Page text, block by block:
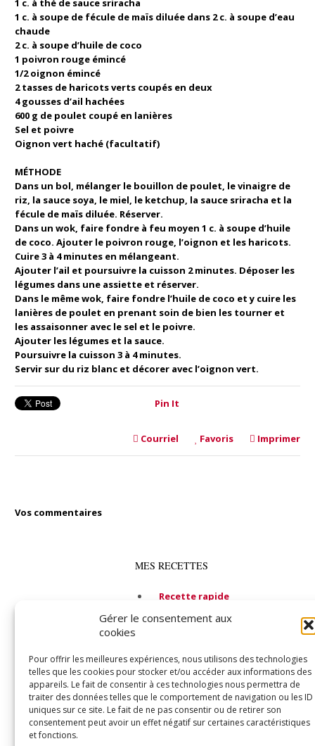
Gérer le consentement aux
cookies
Pour offrir les meilleures expériences, nous utilisons des technologies
telles que les cookies pour stocker et/ou accéder aux informations des
appareils. Le fait de consentir à ces technologies nous permettra de
traiter des données telles que le comportement de navigation ou les ID
uniques sur ce site. Le fait de ne pas consentir ou de retirer son
consentement peut avoir un effet négatif sur certaines caractéristiques
et fonctions.
1 c. à thé de sauce sriracha
1 c. à soupe de fécule de maïs diluée dans 2 c. à soupe d’eau
chaude
2 c. à soupe d’huile de coco
1 poivron rouge émincé
1/2 oignon émincé
2 tasses de haricots verts coupés en deux
4 gousses d’ail hachées
600 g de poulet coupé en lanières
Sel et poivre
Oignon vert haché (facultatif)
MÉTHODE
Dans un bol, mélanger le bouillon de poulet, le vinaigre de
riz, la sauce soya, le miel, le ketchup, la sauce sriracha et la
fécule de maïs diluée. Réserver.
Dans un wok, faire fondre à feu moyen 1 c. à soupe d’huile
de coco. Ajouter le poivron rouge, l’oignon et les haricots.
Cuire 3 à 4 minutes en mélangeant.
Ajouter l’ail et poursuivre la cuisson 2 minutes. Déposer les
légumes dans une assiette et réserver.
Dans le même wok, faire fondre l’huile de coco et y cuire les
lanières de poulet en prenant soin de bien les tourner et
les assaisonner avec le sel et le poivre.
Ajouter les légumes et la sauce.
Poursuivre la cuisson 3 à 4 minutes.
Servir sur du riz blanc et décorer avec l’oignon vert.
Pin It
Courriel Favoris Imprimer
Vos commentaires
MES RECETTES
Recette rapide
Alcool
Soupe
Plat principal
Fruits de mer
Végétarien